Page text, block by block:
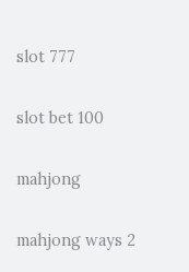
slot 777
slot bet 100
mahjong
mahjong ways 2